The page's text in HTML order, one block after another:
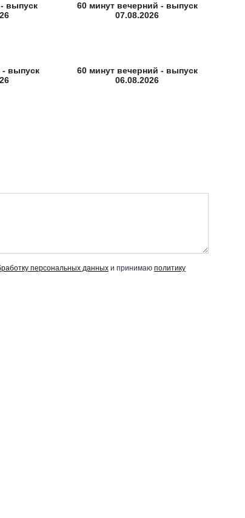
выпуск
60 минут вечерний - выпуск
07.08.2026
- выпуск
60 минут вечерний - выпуск
06.08.2026
персональных данных и принимаю политику